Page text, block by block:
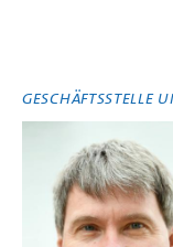
GESCHÄFTSSTELLE